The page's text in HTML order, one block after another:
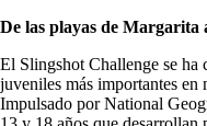
De las playas de Margarita
El Slingshot Challenge se ha
juveniles más importantes en
Impulsado por National